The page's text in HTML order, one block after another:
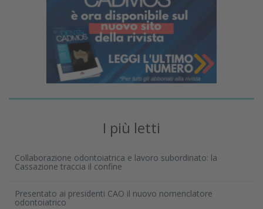
I più letti
Collaborazione odontoiatrica e lavoro subordinato: la
Cassazione traccia il confine
Presentato ai presidenti CAO il nuovo nomenclatore
odontoiatrico